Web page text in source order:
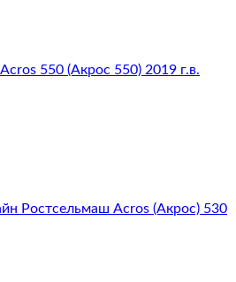
550 (Акрос 550) 2019 г.в.
Poстсeльмaш Асrоs (Акрос) 530